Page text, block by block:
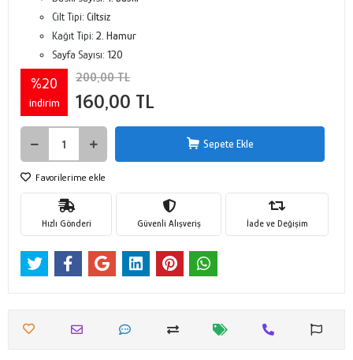
Cilt Tipi: Ciltsiz
Kağıt Tipi: 2. Hamur
Sayfa Sayısı: 120
%20
indirim
200,00 TL
160,00 TL
Sepete Ekle
Favorilerime ekle
Hızlı Gönderi Güvenli Alışveriş İade ve Değişim